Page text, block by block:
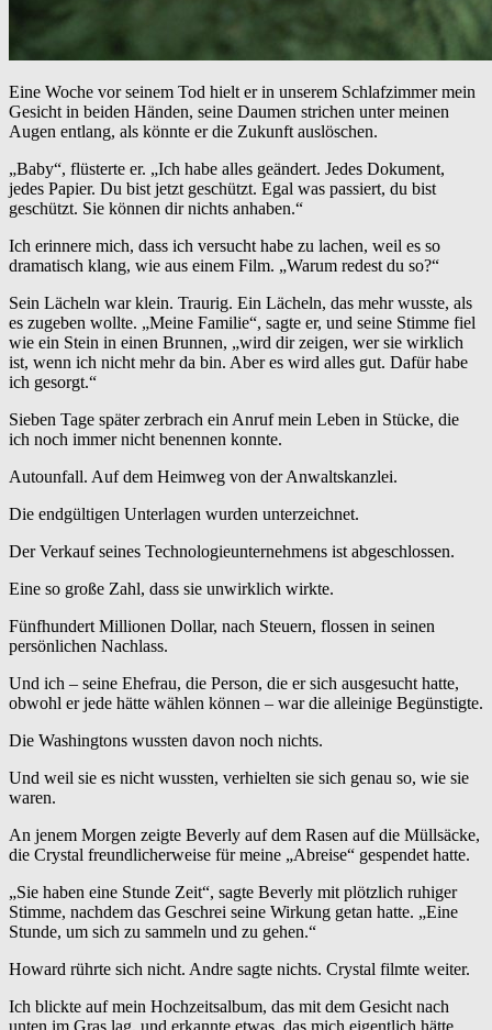
Eine Woche vor seinem Tod hielt er in unserem Schlafzimmer mein
Gesicht in beiden Händen, seine Daumen strichen unter meinen
Augen entlang, als könnte er die Zukunft auslöschen.
„Baby“, flüsterte er. „Ich habe alles geändert. Jedes Dokument,
jedes Papier. Du bist jetzt geschützt. Egal was passiert, du bist
geschützt. Sie können dir nichts anhaben.“
Ich erinnere mich, dass ich versucht habe zu lachen, weil es so
dramatisch klang, wie aus einem Film. „Warum redest du so?“
Sein Lächeln war klein. Traurig. Ein Lächeln, das mehr wusste, als
es zugeben wollte. „Meine Familie“, sagte er, und seine Stimme fiel
wie ein Stein in einen Brunnen, „wird dir zeigen, wer sie wirklich
ist, wenn ich nicht mehr da bin. Aber es wird alles gut. Dafür habe
ich gesorgt.“
Sieben Tage später zerbrach ein Anruf mein Leben in Stücke, die
ich noch immer nicht benennen konnte.
Autounfall. Auf dem Heimweg von der Anwaltskanzlei.
Die endgültigen Unterlagen wurden unterzeichnet.
Der Verkauf seines Technologieunternehmens ist abgeschlossen.
Eine so große Zahl, dass sie unwirklich wirkte.
Fünfhundert Millionen Dollar, nach Steuern, flossen in seinen
persönlichen Nachlass.
Und ich – seine Ehefrau, die Person, die er sich ausgesucht hatte,
obwohl er jede hätte wählen können – war die alleinige Begünstigte.
Die Washingtons wussten davon noch nichts.
Und weil sie es nicht wussten, verhielten sie sich genau so, wie sie
waren.
An jenem Morgen zeigte Beverly auf dem Rasen auf die Müllsäcke,
die Crystal freundlicherweise für meine „Abreise“ gespendet hatte.
„Sie haben eine Stunde Zeit“, sagte Beverly mit plötzlich ruhiger
Stimme, nachdem das Geschrei seine Wirkung getan hatte. „Eine
Stunde, um sich zu sammeln und zu gehen.“
Howard rührte sich nicht. Andre sagte nichts. Crystal filmte weiter.
Ich blickte auf mein Hochzeitsalbum, das mit dem Gesicht nach